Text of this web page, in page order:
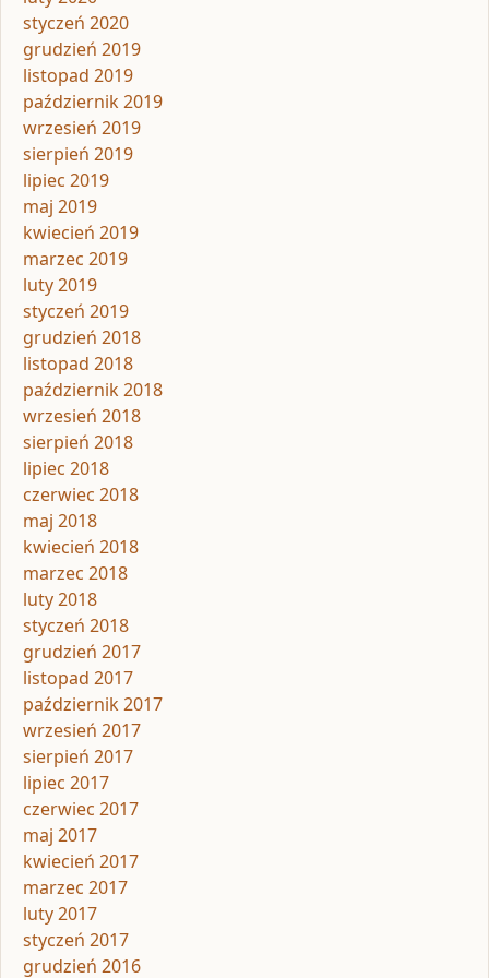
styczeń 2020
grudzień 2019
listopad 2019
październik 2019
wrzesień 2019
sierpień 2019
lipiec 2019
maj 2019
kwiecień 2019
marzec 2019
luty 2019
styczeń 2019
grudzień 2018
listopad 2018
październik 2018
wrzesień 2018
sierpień 2018
lipiec 2018
czerwiec 2018
maj 2018
kwiecień 2018
marzec 2018
luty 2018
styczeń 2018
grudzień 2017
listopad 2017
październik 2017
wrzesień 2017
sierpień 2017
lipiec 2017
czerwiec 2017
maj 2017
kwiecień 2017
marzec 2017
luty 2017
styczeń 2017
grudzień 2016